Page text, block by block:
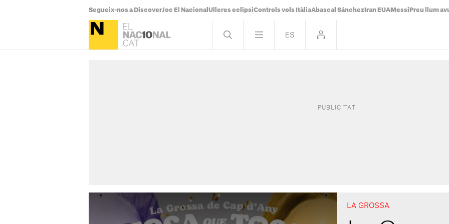
Segueix-nos a DiscoverJoc El Nacional Ulleres eclipsiControls vols ItàliaAbascal Sánchez Iran EUA Messi Preu llum
LA GROSSA